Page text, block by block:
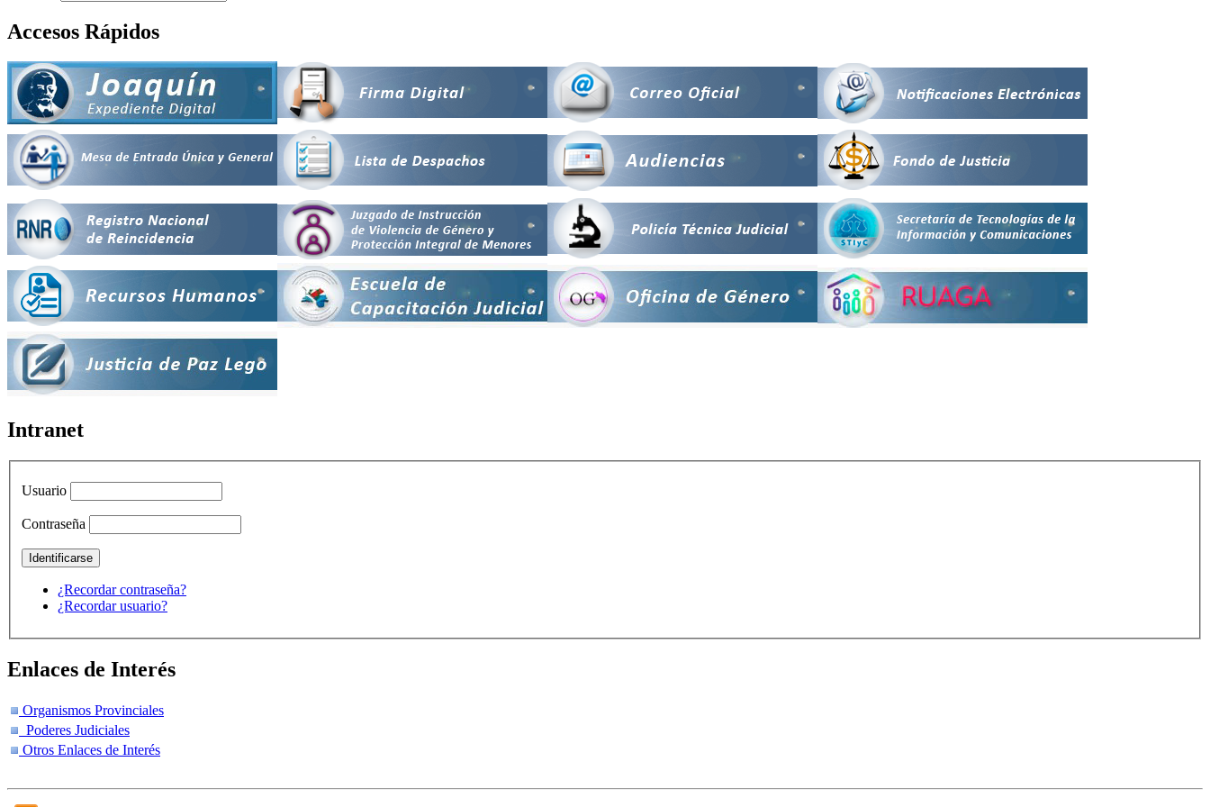
Accesos Rápidos
Intranet
Usuario
Contraseña
¿Recordar contraseña?
¿Recordar usuario?
Enlaces de Interés
Organismos Provinciales
Poderes Judiciales
Otros Enlaces de Interés